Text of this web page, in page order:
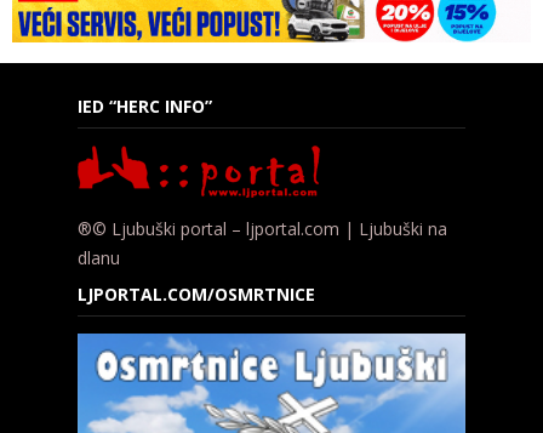
IED “HERC INFO”
®© Ljubuški portal – ljportal.com | Ljubuški na
dlanu
LJPORTAL.COM/OSMRTNICE